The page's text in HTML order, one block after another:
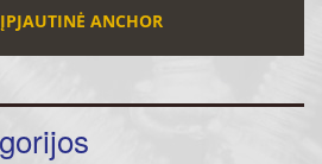
ANCHOR